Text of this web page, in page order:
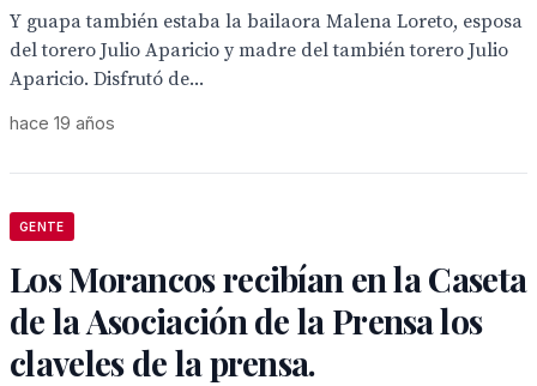
Y guapa también estaba la bailaora Malena Loreto, esposa
del torero Julio Aparicio y madre del también torero Julio
Aparicio. Disfrutó de...
hace 19 años
GENTE
Los Morancos recibían en la Caseta
de la Asociación de la Prensa los
claveles de la prensa.